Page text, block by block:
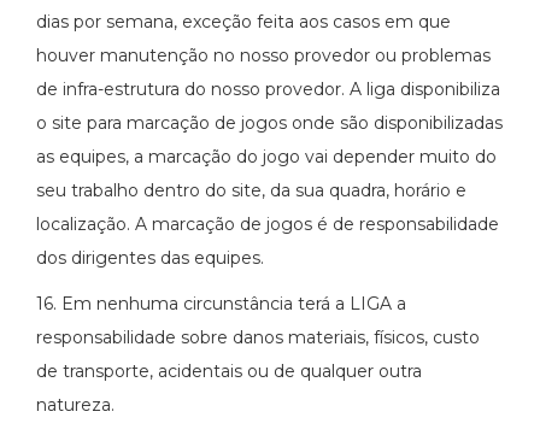
dias por semana, exceção feita aos casos em que
houver manutenção no nosso provedor ou problemas
de infra-estrutura do nosso provedor. A liga disponibiliza
o site para marcação de jogos onde são disponibilizadas
as equipes, a marcação do jogo vai depender muito do
seu trabalho dentro do site, da sua quadra, horário e
localização. A marcação de jogos é de responsabilidade
dos dirigentes das equipes.
16. Em nenhuma circunstância terá a LIGA a
responsabilidade sobre danos materiais, físicos, custo
de transporte, acidentais ou de qualquer outra
natureza.